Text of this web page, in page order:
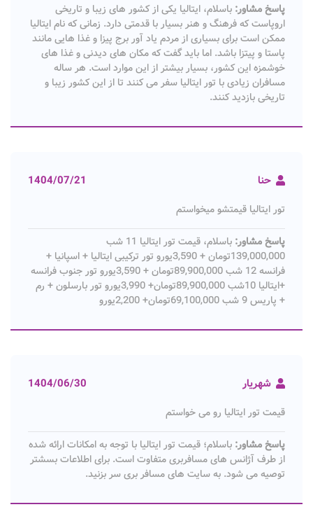
پاسخ مشاور: باسلام، ایتالیا یکی از کشور های زیبا و تاریخی
اروپاست که فرهنگ و هنر بسیار با قدمتی دارد. زمانی که نام ایتالیا
ممکن است برای بسیاری از مردم یاد آور برج پیزا و غذا هایی مانند
پاستا و پیتزا باشد. اما باید گفت که مکان های دیدنی و غذا های
خوشمزه این کشور، بسیار بیشتر از این موارد است. هر ساله
مسافران زیادی با تور ایتالیا سفر می کنند تا از این کشور زیبا و
تاریخی بازدید کنند.
حنا 1404/07/21
تور ایتالیا قیمتشو میخواستم
پاسخ مشاور:
باسلام، قیمت تور ایتالیا 11 شب
139,000,000تومان + 3,590یورو تور ترکیبی ایتالیا + اسپانیا +
فرانسه 12 شب 89,900,000تومان + 3,590یورو تور جنوب فرانسه
+ایتالیا 10شب 89,900,000تومان+ 3,990یورو تور بارسلون + رم
+ پاریس 9 شب 69,100,000تومان+ 2,200یورو
شهریار 1404/06/30
قیمت تور ایتالیا رو می خواستم
پاسخ مشاور: باسلام؛ قیمت تور ایتالیا با توجه به امکانات ارائه شده
از طرف آژانس های مسافربری متفاوت است. برای اطلاعات بسشتر
توصیه می شود. به سایت های مسافر بری سر بزنید.